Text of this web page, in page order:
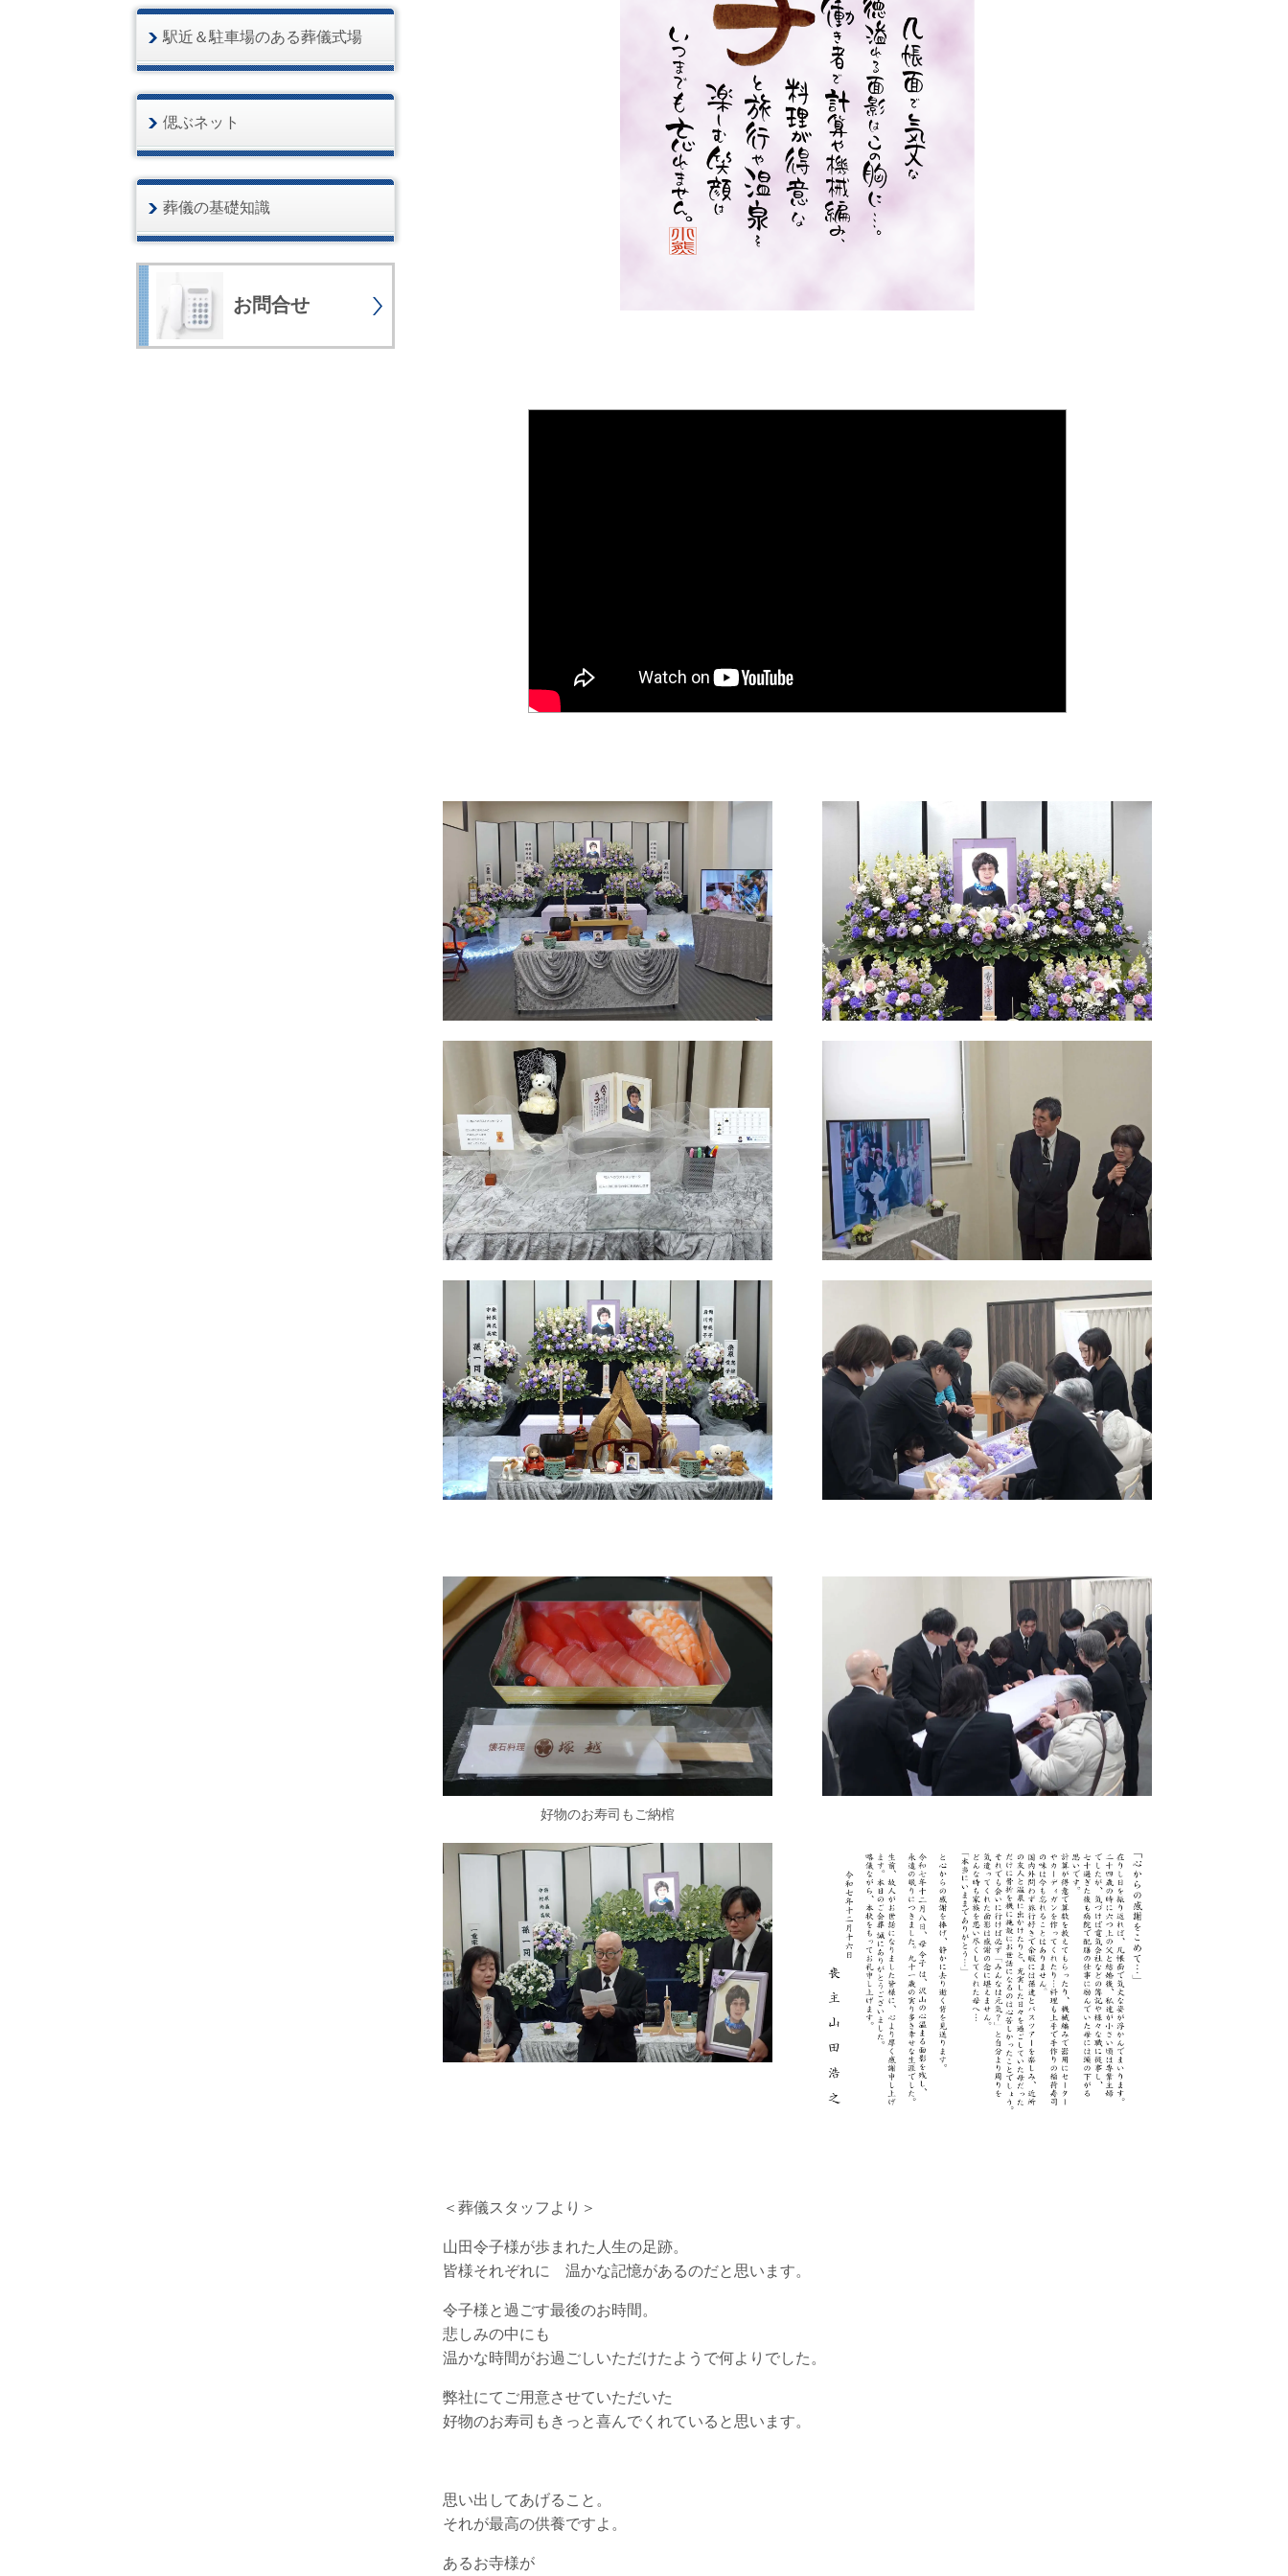
好物のお寿司もご納棺
＜葬儀スタッフより＞
山田令子様が歩まれた人生の足跡。
皆様それぞれに 温かな記憶があるのだと思います。
令子様と過ごす最後のお時間。
悲しみの中にも
温かな時間がお過ごしいただけたようで何よりでした。
弊社にてご用意させていただいた
好物のお寿司もきっと喜んでくれていると思います。
思い出してあげること。
それが最高の供養ですよ。
あるお寺様が
駅近＆駐車場のある葬儀式場
偲ぶネット
葬儀の基礎知識
お問合せ